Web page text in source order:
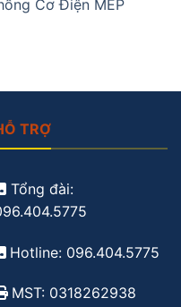
Cơ Điện MEP
TRỢ
Tổng đài:
Hotline: 096.404.5775
MST: 0318262938